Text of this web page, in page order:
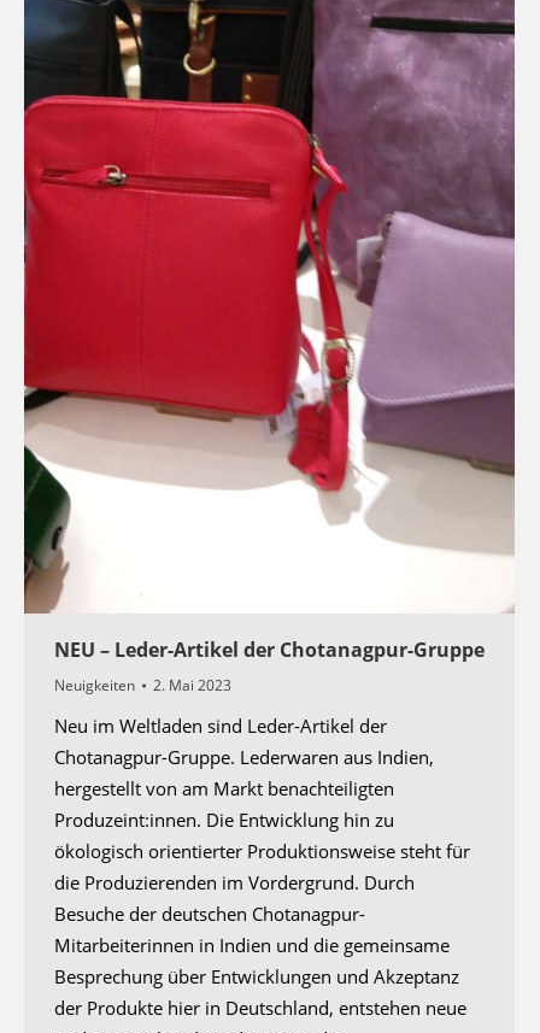
NEU – Leder-Artikel der Chotanagpur-Gruppe
Neuigkeiten 2. Mai 2023
Neu im Weltladen sind Leder-Artikel der
Chotanagpur-Gruppe. Lederwaren aus Indien,
hergestellt von am Markt benachteiligten
Produzeint:innen. Die Entwicklung hin zu
ökologisch orientierter Produktionsweise steht für
die Produzierenden im Vordergrund. Durch
Besuche der deutschen Chotanagpur-
Mitarbeiterinnen in Indien und die gemeinsame
Besprechung über Entwicklungen und Akzeptanz
der Produkte hier in Deutschland, entstehen neue